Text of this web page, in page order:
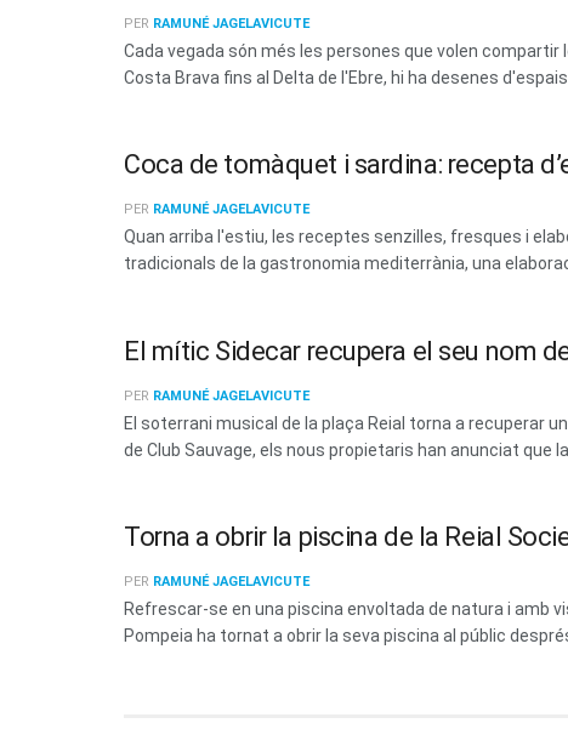
PER RAMUNÉ JAGELAVICUTE
Cada vegada són més les persones que volen
Costa Brava fins al Delta de l'Ebre, hi ha desenes
Coca de tomàquet i sardina: recepta
PER RAMUNÉ JAGELAVICUTE
Quan arriba l'estiu, les receptes senzilles, fresques i
tradicionals de la gastronomia mediterrània, una
El mític Sidecar recupera el seu nom
PER RAMUNÉ JAGELAVICUTE
El soterrani musical de la plaça Reial torna a recuperar
de Club Sauvage, els nous propietaris han anunciat que
Torna a obrir la piscina de la Reial
PER RAMUNÉ JAGELAVICUTE
Refrescar-se en una piscina envoltada de natura i amb
Pompeia ha tornat a obrir la seva piscina al públic